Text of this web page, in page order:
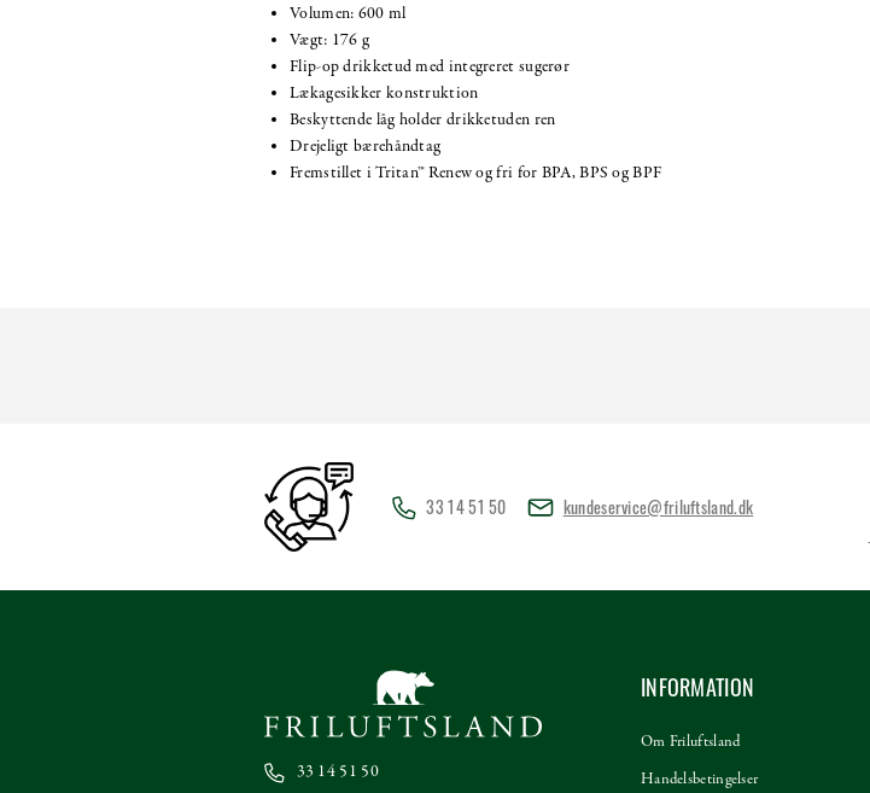
Volumen: 600 ml
Vægt: 176 g
Flip-op drikketud med integreret sugerør
Lækagesikker konstruktion
Beskyttende låg holder drikketuden ren
Drejeligt bærehåndtag
Fremstillet i Tritan™ Renew og fri for BPA, BPS og BPF
33 14 51 50 kundeservice@friluftsland.dk
33 14 51 50
INFORMATION
Om Friluftsland
Handelsbetingelser